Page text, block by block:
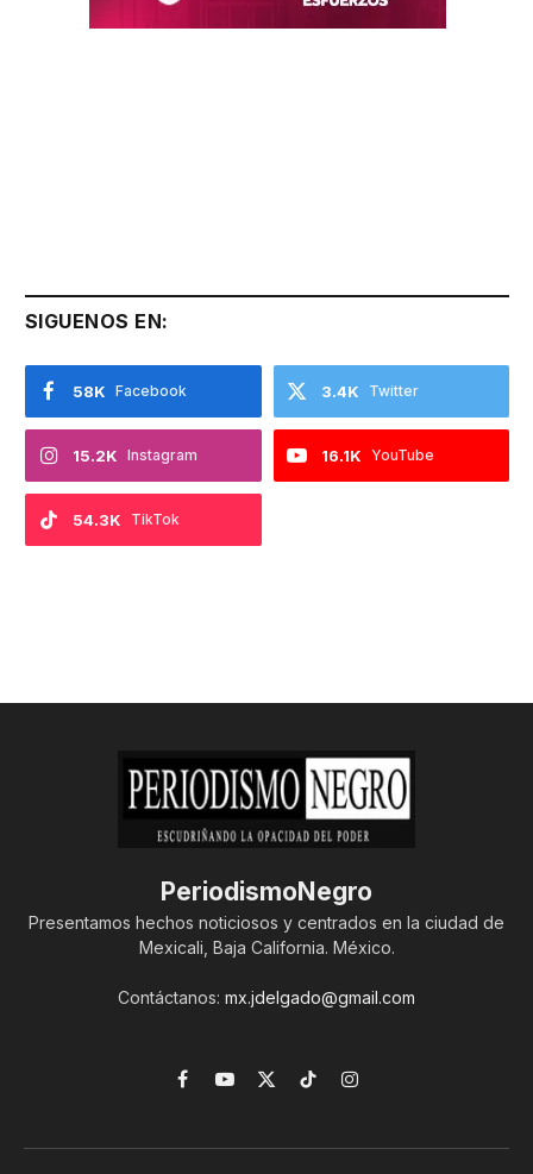
SIGUENOS EN:
Facebook
58K Twitter
3.4K
Instagram
15.2K YouTube
16.1K
TikTok
54.3K
PeriodismoNegro
Presentamos hechos noticiosos y centrados en la ciudad de
Mexicali, Baja California. México.
Contáctanos: mx.jdelgado@gmail.com
Facebook
YouTube
X
TikTokInstagram